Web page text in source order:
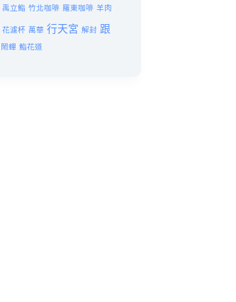
禹立鮨 竹北咖啡 羅東咖啡 羊肉
花濾杯 萬華 行天宮 解封 跟
鬧蟬 鮨花道